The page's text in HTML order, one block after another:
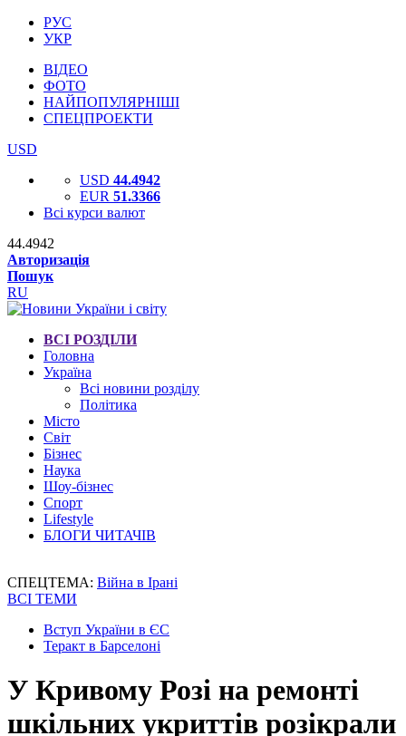
РУС
УКР
ВІДЕО
ФОТО
НАЙПОПУЛЯРНІШІ
СПЕЦПРОЕКТИ
USD
USD 44.4942
EUR 51.3366
Всі курси валют
44.4942
Авторизація
Пошук
RU
ВСІ РОЗДІЛИ
Головна
Україна
Всі новини розділу
Політика
Місто
Світ
Бізнес
Наука
Шоу-бізнес
Спорт
Lifestyle
БЛОГИ ЧИТАЧІВ
СПЕЦТЕМА: Війна в Ірані
ВСІ ТЕМИ
Вступ України в ЄС
Теракт в Барселоні
У Кривому Розі на ремонті
шкільних укриттів розікрали